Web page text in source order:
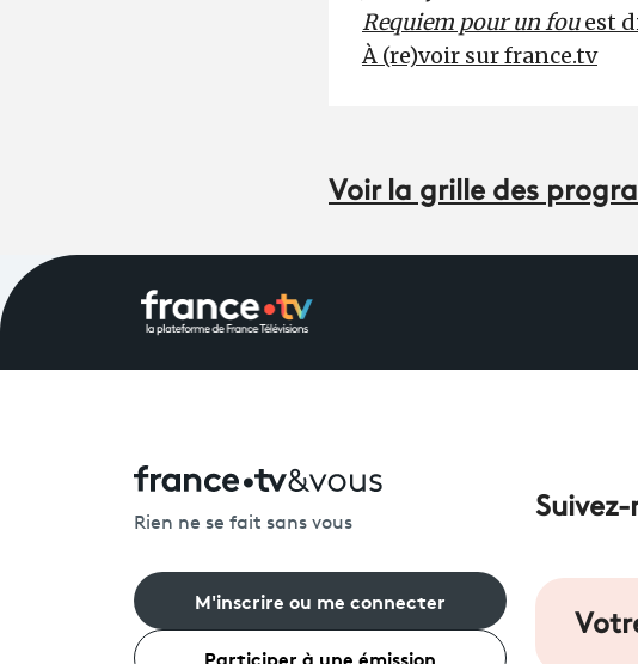
Requiem pour un fouest
À (re)voir sur france.tv
Voir la grille des
Rien ne se fait sans vous
M'inscrire ou me connecter
Participer à une émission